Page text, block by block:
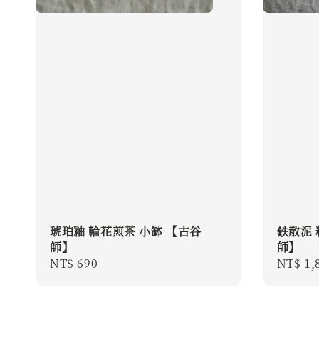
琥珀釉 輪花煎茶 小缽 【古谷
師】
Regular
NT$ 690
鉄散泥
師】
NT$